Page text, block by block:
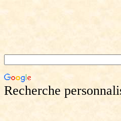
Recherche